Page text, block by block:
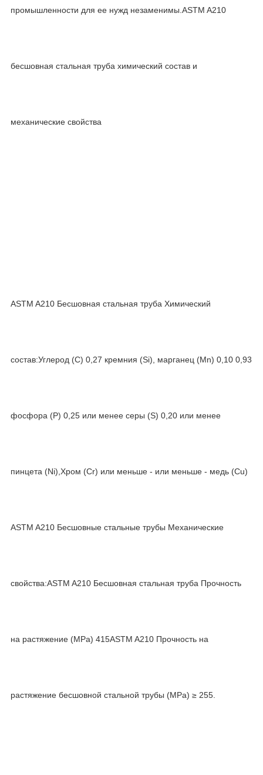
промышленности для ее нужд незаменимы.ASTM A210
бесшовная стальная труба химический состав и
механические свойства
ASTM A210 Бесшовная стальная труба Химический
состав:Углерод (C) 0,27 кремния (Si), марганец (Mn) 0,10 0,93
фосфора (P) 0,25 или менее серы (S) 0,20 или менее
пинцета (Ni),Хром (Cr) или меньше - или меньше - медь (Cu)
ASTM A210 Бесшовные стальные трубы Механические
свойства:ASTM A210 Бесшовная стальная труба Прочность
на растяжение (MPa) 415ASTM A210 Прочность на
растяжение бесшовной стальной трубы (MPa) ≥ 255.